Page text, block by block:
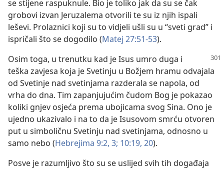
se stijene raspuknule. Bio je toliko jak da su se čak
grobovi izvan Jeruzalema otvorili te su iz njih ispali
leševi. Prolaznici koji su to vidjeli ušli su u “sveti grad” i
ispričali što se dogodilo (Matej 27:51-53).
Osim toga, u trenutku kad je Isus umro duga i
teška zavjesa koja je Svetinju u Božjem hramu odvajala
od Svetinje nad svetinjama razderala se napola, od
vrha do dna. Tim zapanjujućim čudom Bog je pokazao
koliki gnjev osjeća prema ubojicama svog Sina. Ono je
ujedno ukazivalo i na to da je Isusovom smrću otvoren
put u simboličnu Svetinju nad svetinjama, odnosno u
samo nebo (Hebrejima 9:2, 3; 10:19, 20).
Posve je razumljivo što su se uslijed svih tih događaja